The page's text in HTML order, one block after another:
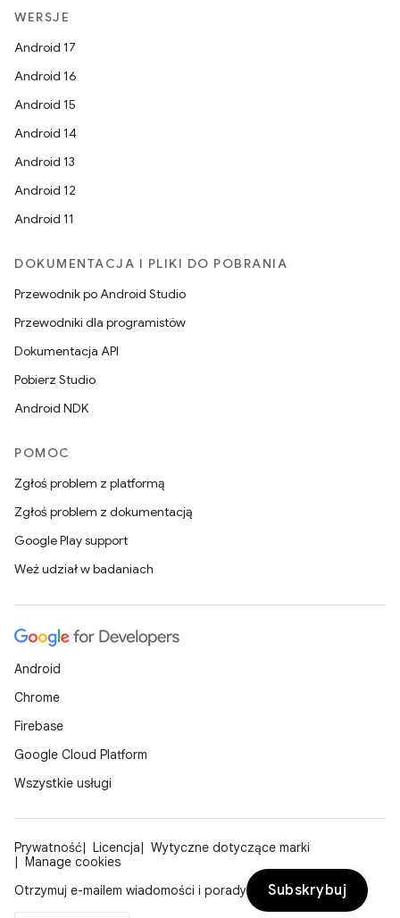
WERSJE
Android 17
Android 16
Android 15
Android 14
Android 13
Android 12
Android 11
DOKUMENTACJA I PLIKI DO POBRANIA
Przewodnik po Android Studio
Przewodniki dla programistów
Dokumentacja API
Pobierz Studio
Android NDK
POMOC
Zgłoś problem z platformą
Zgłoś problem z dokumentacją
Google Play support
Weź udział w badaniach
Android
Chrome
Firebase
Google Cloud Platform
Wszystkie usługi
Prywatność Licencja
Wytyczne dotyczące marki
Manage cookies
Otrzymuj e-mailem wiadomości i porady
Subskrybuj